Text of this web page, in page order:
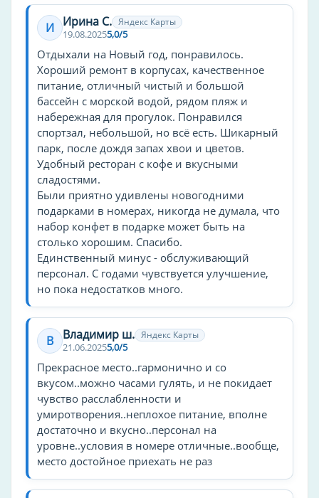
Профиль
болезни нервной системы
болезни органов дыхания
общетерапевтический
болезни костно-мышечной системы
Количество звёзд
без звёзд
Тип гостиницы
лечебно-оздоровительный комплекс
бизнес-отель
эко-отель
замок
высокие
Прокат
машин
Особенности заведения
бесплатная парковка
детская анимация
И Ирина С. Яндекс Карты
19.08.20255,0/5
Отдыхали на Новый год, понравилось.
Хороший ремонт в корпусах, качественное
питание, отличный чистый и большой
бассейн с морской водой, рядом пляж и
набережная для прогулок. Понравился
спортзал, небольшой, но всё есть. Шикарный
парк, после дождя запах хвои и цветов.
Удобный ресторан с кофе и вкусными
сладостями.
Были приятно удивлены новогодними
подарками в номерах, никогда не думала, что
набор конфет в подарке может быть на
столько хорошим. Спасибо.
Единственный минус - обслуживающий
персонал. С годами чувствуется улучшение,
но пока недостатков много.
В Владимир ш. Яндекс Карты
21.06.20255,0/5
Прекрасное место..гармонично и со
вкусом..можно часами гулять, и не покидает
чувство расслабленности и
умиротворения..неплохое питание, вполне
достаточно и вкусно..персонал на
уровне..условия в номере отличные..вообще,
место достойное приехать не раз